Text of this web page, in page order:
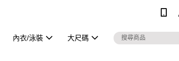
內衣/泳裝 大尺碼